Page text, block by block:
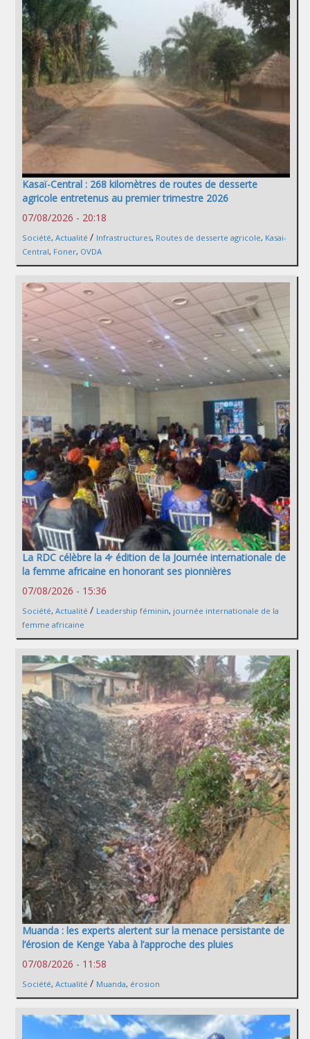
Kasaï-Central : 268 kilomètres de routes de desserte
agricole entretenus au premier trimestre 2026
07/08/2026 - 20:18
Société, Actualité / Infrastructures, Routes de desserte agricole, Kasai-
Central, Foner, OVDA
La RDC célèbre la 4ᵉ édition de la Journée internationale de
la femme africaine en honorant ses pionnières
07/08/2026 - 15:36
Société, Actualité / Leadership féminin, journée internationale de la
femme africaine
Muanda : les experts alertent sur la menace persistante de
l’érosion de Kenge Yaba à l’approche des pluies
07/08/2026 - 11:58
Société, Actualité / Muanda, érosion